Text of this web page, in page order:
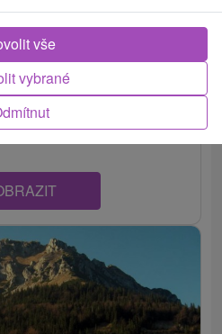
m.n.m. Nachází se v hlavním
Fatry a je nejvyšším
vybrané
vše